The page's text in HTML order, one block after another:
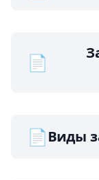
📄
📄Виды